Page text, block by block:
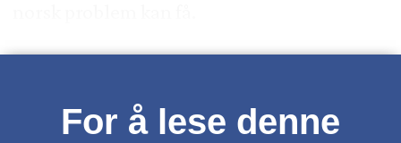
For å lese denne